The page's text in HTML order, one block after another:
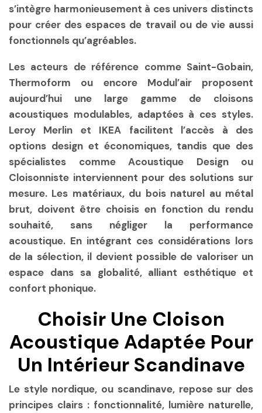
s’intègre harmonieusement à ces univers distincts
pour créer des espaces de travail ou de vie aussi
fonctionnels qu’agréables.
Les acteurs de référence comme Saint-Gobain,
Thermoform ou encore Modul’air proposent
aujourd’hui une large gamme de cloisons
acoustiques modulables, adaptées à ces styles.
Leroy Merlin et IKEA facilitent l’accès à des
options design et économiques, tandis que des
spécialistes comme Acoustique Design ou
Cloisonniste interviennent pour des solutions sur
mesure. Les matériaux, du bois naturel au métal
brut, doivent être choisis en fonction du rendu
souhaité, sans négliger la performance
acoustique. En intégrant ces considérations lors
de la sélection, il devient possible de valoriser un
espace dans sa globalité, alliant esthétique et
confort phonique.
Choisir Une Cloison
Acoustique Adaptée Pour
Un Intérieur Scandinave
Le style nordique, ou scandinave, repose sur des
principes clairs : fonctionnalité, lumière naturelle,